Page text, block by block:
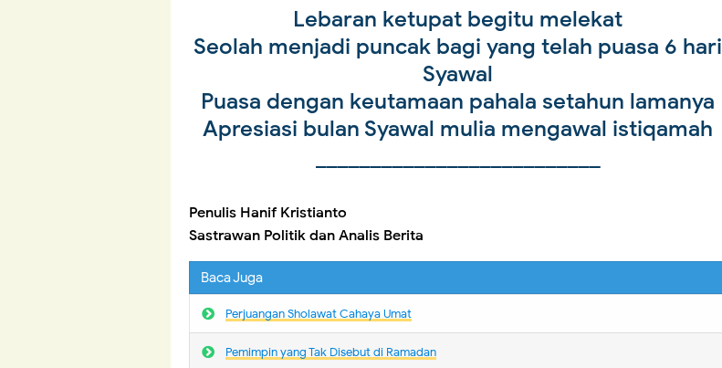
Lebaran ketupat begitu melekat
Seolah menjadi puncak bagi yang telah puasa 6 hari
Syawal
Puasa dengan keutamaan pahala setahun lamanya
Apresiasi bulan Syawal mulia mengawal istiqamah
Penulis Hanif Kristianto
Sastrawan Politik dan Analis Berita
Baca Juga
Perjuangan Sholawat Cahaya Umat
Pemimpin yang Tak Disebut di Ramadan